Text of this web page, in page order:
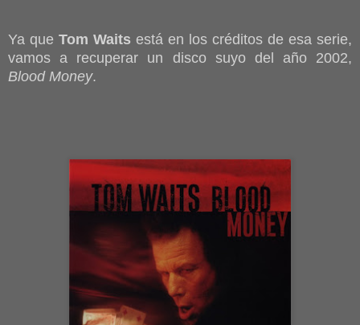
Ya que Tom Waits está en los créditos de esa serie,
vamos a recuperar un disco suyo del año 2002,
Blood Money.